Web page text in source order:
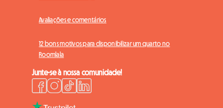
Avaliações e comentários
12 bons motivos para disponibilizar um quarto no
Roomlala
Junte-se à nossa comunidade!